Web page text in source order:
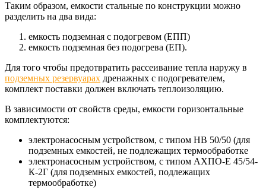
Таким образом, емкости стальные по конструкции можно
разделить на два вида:
емкость подземная с подогревом (ЕПП)
емкость подземная без подогрева (ЕП).
Для того чтобы предотвратить рассеивание тепла наружу в
подземных резервуарах дренажных с подогревателем,
комплект поставки должен включать теплоизоляцию.
В зависимости от свойств среды, емкости горизонтальные
комплектуются:
электронасосным устройством, с типом НВ 50/50 (для
подземных емкостей, не подлежащих термообработке
электронасосным устройством, с типом АХПО-Е 45/54-
К-2Г (для подземных емкостей, подлежащих
термообработке)